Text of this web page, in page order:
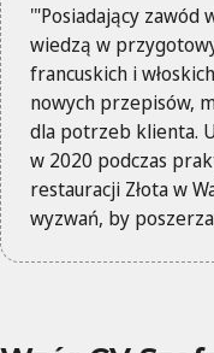
'"Posiadający zawód
wiedzą w
francuskich i
nowych przepisów,
dla potrzeb klienta.
w 2020 podczas
restauracji Złota w
wyzwań, by